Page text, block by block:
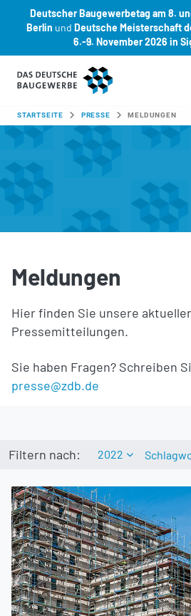
Deutscher Baugewerbetag am 8.
Berlin und Deutsche Meisterschaft
6.-9. November 2026 in
Zum Hauptinhalt springen
SIE SIND HIER:
STARTSEITE PRESSE MELDUNGEN
Meldungen
Hier finden Sie unsere
Pressemitteilungen.
Sie haben Fragen? Schreiben
presse@zdb.de
Filtern nach: 2022